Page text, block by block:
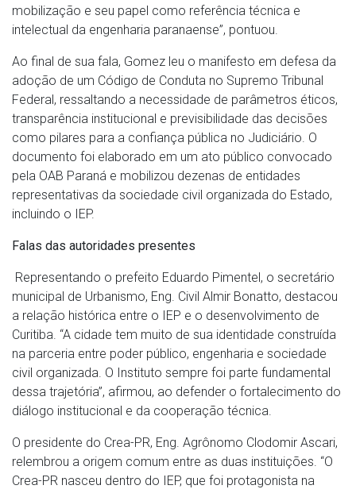
mobilização e seu papel como referência técnica e
intelectual da engenharia paranaense”, pontuou.
Ao final de sua fala, Gomez leu o manifesto em defesa da
adoção de um Código de Conduta no Supremo Tribunal
Federal, ressaltando a necessidade de parâmetros éticos,
transparência institucional e previsibilidade das decisões
como pilares para a confiança pública no Judiciário. O
documento foi elaborado em um ato público convocado
pela OAB Paraná e mobilizou dezenas de entidades
representativas da sociedade civil organizada do Estado,
incluindo o IEP.
Falas das autoridades presentes
Representando o prefeito Eduardo Pimentel, o secretário
municipal de Urbanismo, Eng. Civil Almir Bonatto, destacou
a relação histórica entre o IEP e o desenvolvimento de
Curitiba. “A cidade tem muito de sua identidade construída
na parceria entre poder público, engenharia e sociedade
civil organizada. O Instituto sempre foi parte fundamental
dessa trajetória”, afirmou, ao defender o fortalecimento do
diálogo institucional e da cooperação técnica.
O presidente do Crea-PR, Eng. Agrônomo Clodomir Ascari,
relembrou a origem comum entre as duas instituições. “O
Crea-PR nasceu dentro do IEP, que foi protagonista na